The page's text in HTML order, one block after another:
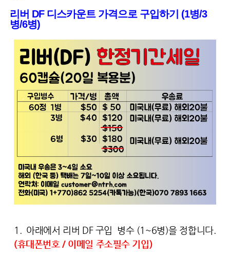
리버 DF 디스카운트 가격으로 구입하기 (1병/3
병/6병)
1. 아래에서 리버 DF 구입 병수 (1~6병)을 정합니다.
(휴대폰번호 / 이메일 주소필수 기입)